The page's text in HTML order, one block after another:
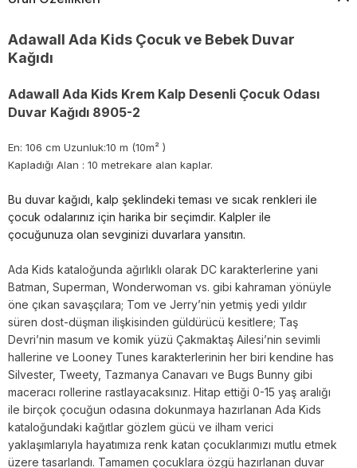
Adawall Ada Kids Çocuk ve Bebek Duvar
Kağıdı
Adawall Ada Kids Krem Kalp Desenli Çocuk Odası
Duvar Kağıdı 8905-2
En: 106 cm Uzunluk:10 m (10m² )
Kapladığı Alan : 10 metrekare alan kaplar.
Bu duvar kağıdı, kalp şeklindeki teması ve sıcak renkleri ile
çocuk odalarınız için harika bir seçimdir. Kalpler ile
çocuğunuza olan sevginizi duvarlara yansıtın.
Ada Kids kataloğunda ağırlıklı olarak DC karakterlerine yani
Batman, Superman, Wonderwoman vs. gibi kahraman yönüyle
öne çıkan savaşçılara; Tom ve Jerry’nin yetmiş yedi yıldır
süren dost-düşman ilişkisinden güldürücü kesitlere; Taş
Devri’nin masum ve komik yüzü Çakmaktaş Ailesi’nin sevimli
hallerine ve Looney Tunes karakterlerinin her biri kendine has
Silvester, Tweety, Tazmanya Canavarı ve Bugs Bunny gibi
maceracı rollerine rastlayacaksınız. Hitap ettiği 0-15 yaş aralığı
ile birçok çocuğun odasına dokunmaya hazırlanan Ada Kids
kataloğundaki kağıtlar gözlem gücü ve ilham verici
yaklaşımlarıyla hayatımıza renk katan çocuklarımızı mutlu etmek
üzere tasarlandı. Tamamen çocuklara özgü hazırlanan duvar